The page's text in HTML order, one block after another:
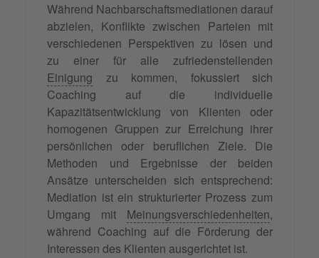
Während Nachbarschaftsmediationen darauf
abzielen, Konflikte zwischen Parteien mit
verschiedenen Perspektiven zu lösen und
zu einer für alle zufriedenstellenden
Einigung zu kommen, fokussiert sich
Coaching auf die individuelle
Kapazitätsentwicklung von Klienten oder
homogenen Gruppen zur Erreichung ihrer
persönlichen oder beruflichen Ziele. Die
Methoden und Ergebnisse der beiden
Ansätze unterscheiden sich entsprechend:
Mediation ist ein strukturierter Prozess zum
Umgang mit Meinungsverschiedenheiten,
während Coaching auf die Förderung der
Interessen des Klienten ausgerichtet ist.